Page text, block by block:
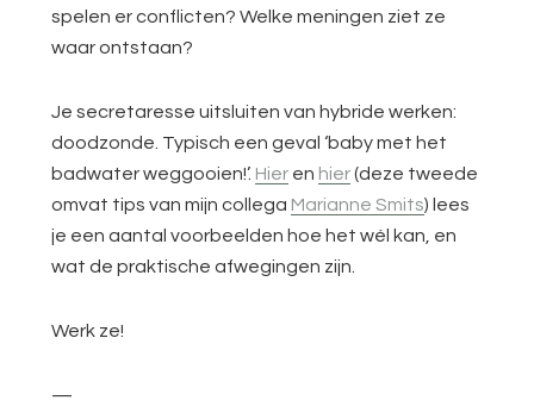
spelen er conflicten? Welke meningen ziet ze
waar ontstaan?
Je secretaresse uitsluiten van hybride werken:
doodzonde. Typisch een geval ‘baby met het
badwater weggooien!’. Hier en hier(deze tweede
omvat tips van mijn collega Marianne Smits) lees
je een aantal voorbeelden hoe het wél kan, en
wat de praktische afwegingen zijn.
Werk ze!
—